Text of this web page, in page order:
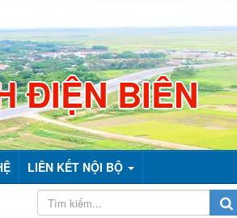
ĐIỆN BIÊN
LIÊN KẾT NỘI BỘ